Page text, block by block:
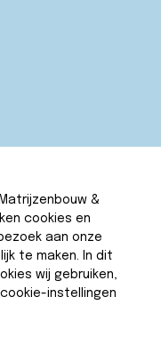
&
cookies en
aan onze
te maken. In dit
wij gebruiken,
instellingen